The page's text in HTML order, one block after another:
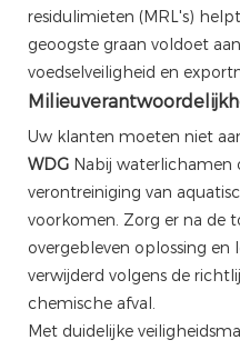
residulimieten (MRL's)
geoogste graan voldoet
voedselveiligheid en
Uw klanten moeten niet
WDG Nabij waterlichamen
verontreiniging van
voorkomen. Zorg er na de
overgebleven oplossing en
verwijderd volgens de
chemische afval.
Met duidelijke